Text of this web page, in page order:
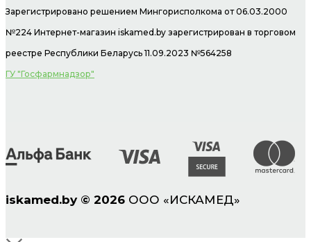
Зарегистрировано решением Мингорисполкома от 06.03.2000
№224 Интернет-магазин iskamed.by зарегистрирован в торговом
реестре Республики Беларусь 11.09.2023 №564258
ГУ "Госфармнадзор"
iskamed.by © 2026 ООО «ИСКАМЕД»